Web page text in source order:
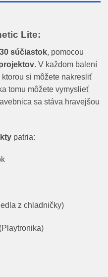
Lite:
30 súčiastok, pomocou
. V každom balení
ktorou si môžete nakresliť
tomu môžete vymyslieť
sa stáva hravejšou
patria:
z chladničky)